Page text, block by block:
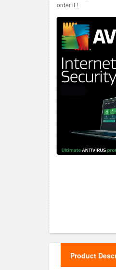
order it !
Product